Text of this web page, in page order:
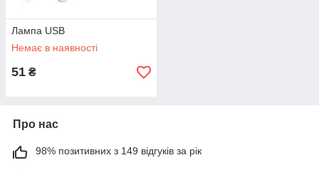
Лампа USB
Немає в наявності
51 ₴
Про нас
98% позитивних з 149 відгуків за рік